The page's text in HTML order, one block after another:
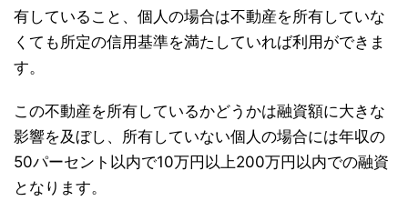
有していること、個人の場合は不動産を所有していな
くても所定の信用基準を満たしていれば利用ができま
す。
この不動産を所有しているかどうかは融資額に大きな
影響を及ぼし、所有していない個人の場合には年収の
50パーセント以内で10万円以上200万円以内での融資
となります。